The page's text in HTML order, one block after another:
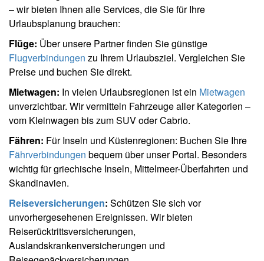
– wir bieten Ihnen alle Services, die Sie für Ihre
Urlaubsplanung brauchen:
Flüge: Über unsere Partner finden Sie günstige
Flugverbindungen zu Ihrem Urlaubsziel. Vergleichen Sie
Preise und buchen Sie direkt.
Mietwagen: In vielen Urlaubsregionen ist ein Mietwagen
unverzichtbar. Wir vermitteln Fahrzeuge aller Kategorien –
vom Kleinwagen bis zum SUV oder Cabrio.
Fähren: Für Inseln und Küstenregionen: Buchen Sie Ihre
Fährverbindungen bequem über unser Portal. Besonders
wichtig für griechische Inseln, Mittelmeer-Überfahrten und
Skandinavien.
Reiseversicherungen: Schützen Sie sich vor
unvorhergesehenen Ereignissen. Wir bieten
Reiserücktrittsversicherungen,
Auslandskrankenversicherungen und